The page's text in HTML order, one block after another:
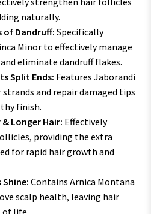
naturally.
of Dandruff: Specifically
Minor to effectively manage
eliminate dandruff flakes.
Split Ends: Features Jaborandi
and repair damaged tips
finish.
Longer Hair: Effectively
providing the extra
for rapid hair growth and
Contains Arnica Montana
scalp health, leaving hair